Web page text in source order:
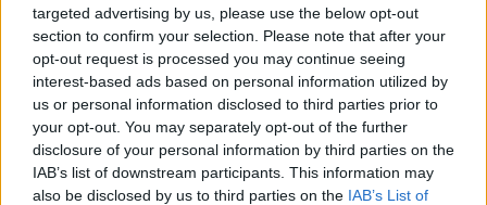
targeted advertising by us, please use the below opt-out
section to confirm your selection. Please note that after your
opt-out request is processed you may continue seeing
interest-based ads based on personal information utilized by
us or personal information disclosed to third parties prior to
your opt-out. You may separately opt-out of the further
disclosure of your personal information by third parties on the
IAB’s list of downstream participants. This information may
also be disclosed by us to third parties on the IAB’s List of
LED, με τον προβολέα να διαθέτει τεχνολογία DRL
(φώτα ημέρας) και να πλαισιώνεται από
καλοσχεδιασμένα πλαστικά μέρη, φλας και
ζελατίνα.Η όλη σχεδίαση αναδύει μια σπορτίβ
εικόνα, μεμελετημένη αεροδυναμικήγια να
κατευθύνει τη ροή του αέρα μακριά από τον οδηγό.
Τα όργανα είναι σύγχρονα, μαρτυρώντας